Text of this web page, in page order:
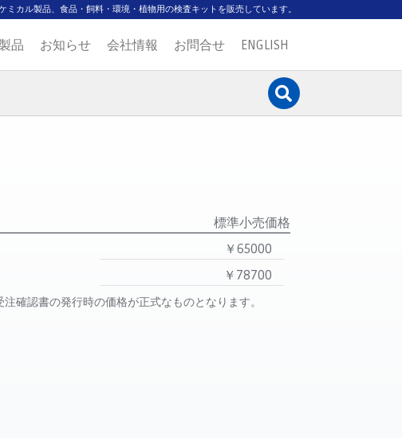
カル製品、食品・飼料・環境・植物用の検査キットを販売しています。
品 お知らせ 会社情報 お問合せ ENGLISH
標準小売価格
￥65000
￥78700
確認書の発行時の価格が正式なものとなります。